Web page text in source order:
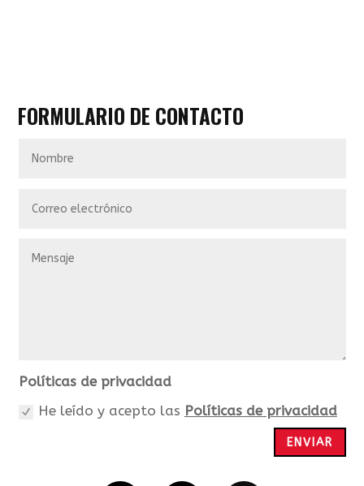
FORMULARIO DE CONTACTO
electrónico
Políticas
privacidad
Políticas de privacidad
He leído y acepto las Políticas de privacidad
ENVIAR